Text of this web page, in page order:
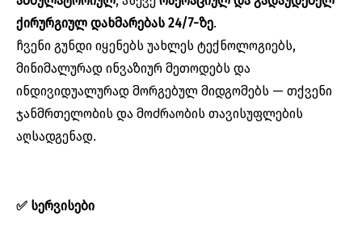
ქირურგიულ დახმარებას 24/7-ზე.
ჩვენი გუნდი იყენებს უახლეს ტექნოლოგიებს,
მინიმალურად ინვაზიურ მეთოდებს და
ინდივიდუალურად მორგებულ მიდგომებს — თქვენი
ჯანმრთელობის და მოძრაობის თავისუფლების
აღსადგენად.
✅ სერვისები